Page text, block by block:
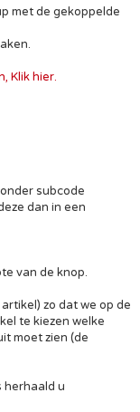
met de gekoppelde
Klik hier.
subcode
dan in een
van de knop.
zo dat we op de
te kiezen welke
moet zien (de
herhaald u